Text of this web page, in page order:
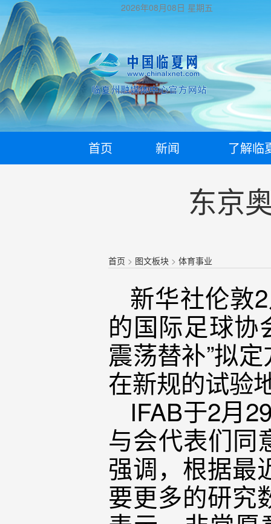
2026年08月08日 星期五
首页 新闻 了解临
东京
首页 > 图文板块 >体育事业
新华社伦敦
的国际足球协
震荡替补”拟
在新规的试验
IFAB于2月
与会代表们同
强调，根据最
要更多的研究